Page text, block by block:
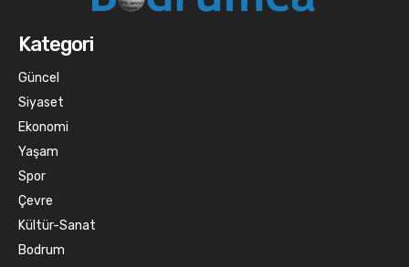
Kategori
Güncel
Siyaset
Ekonomi
Yaşam
Spor
Çevre
Kültür-Sanat
Bodrum